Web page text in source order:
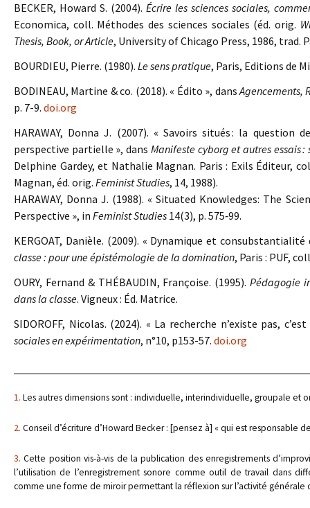
BECKER, Howard S. (2004). Écrire les sciences sociales,
Economica, coll. Méthodes des sciences sociales (éd. orig.
Thesis, Book, or Article, University of Chicago Press, 1986,
BOURDIEU, Pierre. (1980). Le sens pratique, Paris, Editions de
BODINEAU, Martine & co. (2018). « Édito », dansAgencements,
p. 7-9. doi.org
HARAWAY, Donna J. (2007). « Savoirs situés : la
perspective partielle », dans Manifeste cyborg et autres essais
Delphine Gardey, et Nathalie Magnan. Paris : Exils Éditeur,
Magnan, éd. orig. Feminist Studies, 14, 1988).
HARAWAY, Donna J. (1988). « Situated Knowledges: The
Perspective », in Feminist Studies 14(3), p. 575‑99.
KERGOAT, Danièle. (2009). « Dynamique et
classe : pour une épistémologie de la domination, Paris : PUF,
OURY, Fernand & THÉBAUDIN, Françoise. (1995).Pédagogie
dans la classe. Vigneux : Éd. Matrice.
SIDOROFF, Nicolas. (2024). « La recherche n’existe pas,
sociales en expérimentation, n°10, p153-57. doi.org
1. Les autres dimensions sont : individuelle, interindividuelle, groupale et
2. Conseil d’écriture d’Howard Becker : [pensez à] « qui est responsable
3.Cette position vis-à-vis de la publication des enregistrements
l’utilisation de l’enregistrement sonore comme outil de travail dans
comme une forme de miroir permettant la réflexion sur l’activité générale